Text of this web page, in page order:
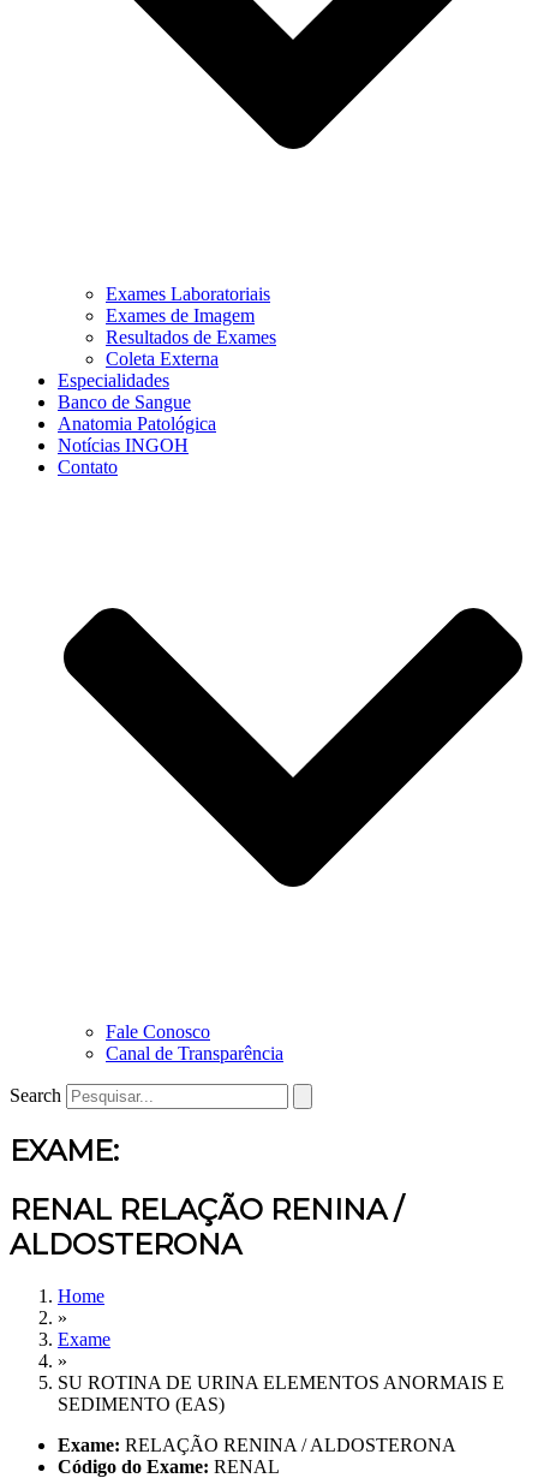
Exames Laboratoriais
Exames de Imagem
Resultados de Exames
Coleta Externa
Especialidades
Banco de Sangue
Anatomia Patológica
Notícias INGOH
Contato
Fale Conosco
Canal de Transparência
Search
EXAME:
RENAL RELAÇÃO RENINA /
ALDOSTERONA
Home
»
Exame
»
SU ROTINA DE URINA ELEMENTOS ANORMAIS E
SEDIMENTO (EAS)
Exame: RELAÇÃO RENINA / ALDOSTERONA
Código do Exame: RENAL